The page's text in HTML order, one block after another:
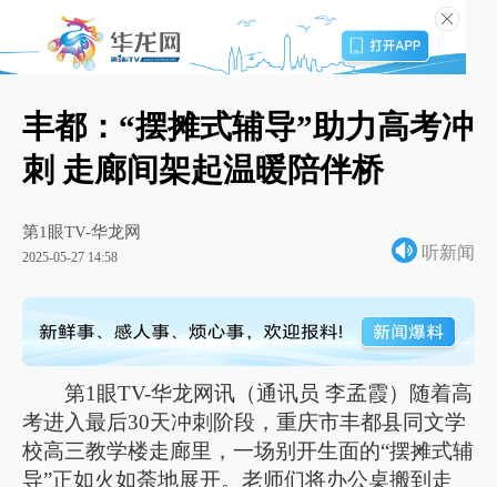
丰都：“摆摊式辅导”助力高考冲
刺 走廊间架起温暖陪伴桥
第1眼TV-华龙网
2025-05-27 14:58 听新闻
第1眼TV-华龙网讯（通讯员 李孟霞）随着高
考进入最后30天冲刺阶段，重庆市丰都县同文学
校高三教学楼走廊里，一场别开生面的“摆摊式辅
导”正如火如荼地展开。老师们将办公桌搬到走